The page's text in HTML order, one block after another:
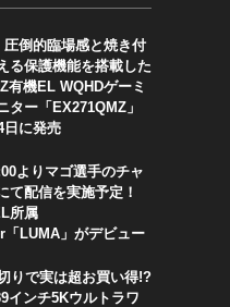
圧倒的臨場感と焼き付
る保護機能を搭載した
有機EL WQHDゲーミ
ター「EX271QMZ」
日に発売
よりマゴ選手のチャ
て配信を実施予定！
所属
「LUMA」がデビュー
りで実は超お買い得!?
インチ5Kウルトラワ